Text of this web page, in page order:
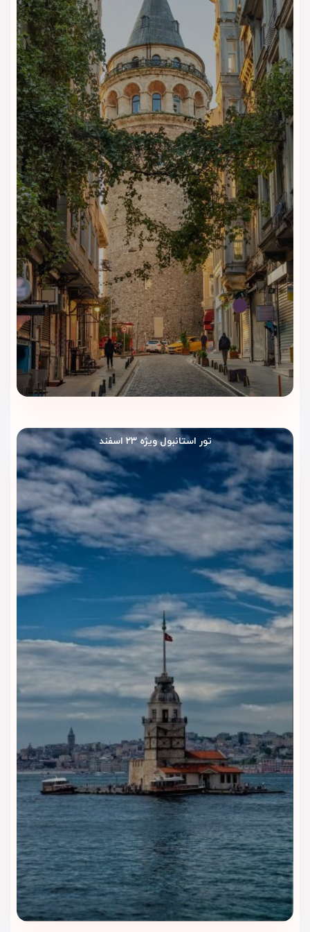
انتخابی محبوب برای مسافران ایرانی و خارجی تبدیل کرده است.
خدمات رفاهی هتل آترو استانبول
اینترنت پرسرعت رایگاندر تمام اتاق‌ها و لابی
پذیرش ۲۴ ساعته
با پرسنل مجرب و چندزبانه
ترانسفر فرودگاهی و شهریبرای رفت‌وآمد سریع و راحت
خشکشویی و لاندریبرای اقامت‌های طولانی‌تر
خانه‌داری روزانهجهت تمیزی و بهداشت کامل اتاق‌ها
گاوصندوق اختصاصیدر اتاق‌ها برای نگهداری وسایل ارزشمند
سالن جلسات و همایش‌هاویژه مسافران کاری
امکانات تفریحی هتل آترو استانبول
مرکز اسپا و ماساژ حرفه‌ایبرای آرامش و رفع خستگی
حمام ترکی و سونابا طراحی سنتی و اصیل عثمانی
رستوران مجهزبا سرو انواع غذاهای ترکی و بین‌المللی
کافی‌شاپ و لابی‌باربرای نوشیدنی‌های متنوع و میان‌وعده تازه
خدمات تور شهریبرای بازدید آسان از جاذبه‌های گردشگری
رستوران و کافی‌شاپ‌های هتل آترو
استانبول | طعم غذاهای اصیل ترکی و
بین‌المللی
یکی از بخش‌های جذاب در این هتل، رستوران‌ها و کافی‌شاپ‌های آن
است که با فضایی دلنشین و منویی متنوع، لحظاتی خوشمزه و
به‌یادماندنی برای مهمانان رقم می‌زنند. این هتل با توجه به سلایق
مختلف، هم غذاهای اصیل ترکی را ارائه می‌دهد و هم غذاهای
بین‌المللی را برای کسانی که طعم‌های متفاوت می‌خواهند، آماده
کرده است.
رستوران اصلی هتل آترو استانبول
صبحانه کامل به سبک بوفهبا انواع نان تازه، پنیرهای محلی، املت،
شیرینی‌ها و نوشیدنی‌های متنوع
منوی ناهار و شام متنوعشامل غذاهای سنتی ترکی، کباب‌های
تور استانبول ویژه ۲۳ اسفند